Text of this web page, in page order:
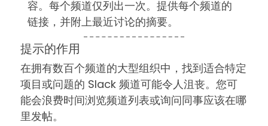
容。每个频道仅列出一次。提供每个频道的
链接，并附上最近讨论的摘要。
提示的作用
在拥有数百个频道的大型组织中，找到适合特定
项目或问题的 Slack 频道可能令人沮丧。您可
能会浪费时间浏览频道列表或询问同事应该在哪
里发帖。